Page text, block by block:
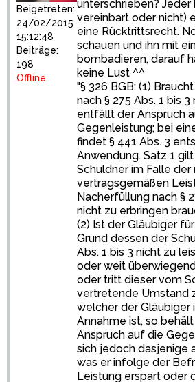
Beigetreten:
24/02/2015
15:12:48
Beiträge:
198
Offline
unterschrieben?
vereinbart oder nicht)
eine Rücktrittsrecht.
schauen und ihn mit
bombadieren, darauf
keine Lust ^^
"§ 326 BGB: (1)
nach § 275 Abs. 1 bis
entfällt der Anspruch
Gegenleistung; bei
findet § 441 Abs. 3
Anwendung. Satz 1
Schuldner im Falle der
vertragsgemäßen
Nacherfüllung nach §
nicht zu erbringen
(2) Ist der Gläubiger
Grund dessen der
Abs. 1 bis 3 nicht zu
oder weit
oder tritt dieser vom
vertretende Umstand
welcher der Gläubiger
Annahme ist, so
Anspruch auf die
sich jedoch dasjenige
was er infolge der
Leistung erspart oder